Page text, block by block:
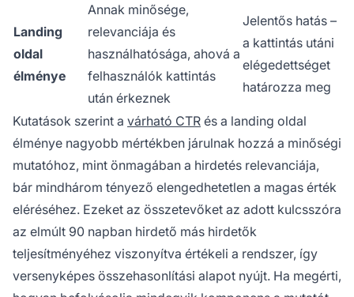
Landing
oldal
élménye
Annak minősége,
relevanciája és
használhatósága, ahová a
felhasználók kattintás
után érkeznek
Jelentős hatás –
a kattintás utáni
elégedettséget
határozza meg
Kutatások szerint a várható CTR és a landing oldal
élménye nagyobb mértékben járulnak hozzá a minőségi
mutatóhoz, mint önmagában a hirdetés relevanciája,
bár mindhárom tényező elengedhetetlen a magas érték
eléréséhez. Ezeket az összetevőket az adott kulcsszóra
az elmúlt 90 napban hirdető más hirdetők
teljesítményéhez viszonyítva értékeli a rendszer, így
versenyképes összehasonlítási alapot nyújt. Ha megérti,